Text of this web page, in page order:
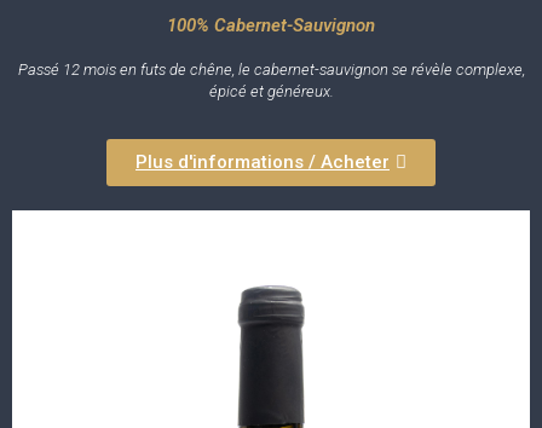
100% Cabernet-Sauvignon
Passé 12 mois en futs de chêne, le cabernet-sauvignon se révèle complexe,
épicé et généreux.
Plus d'informations / Acheter